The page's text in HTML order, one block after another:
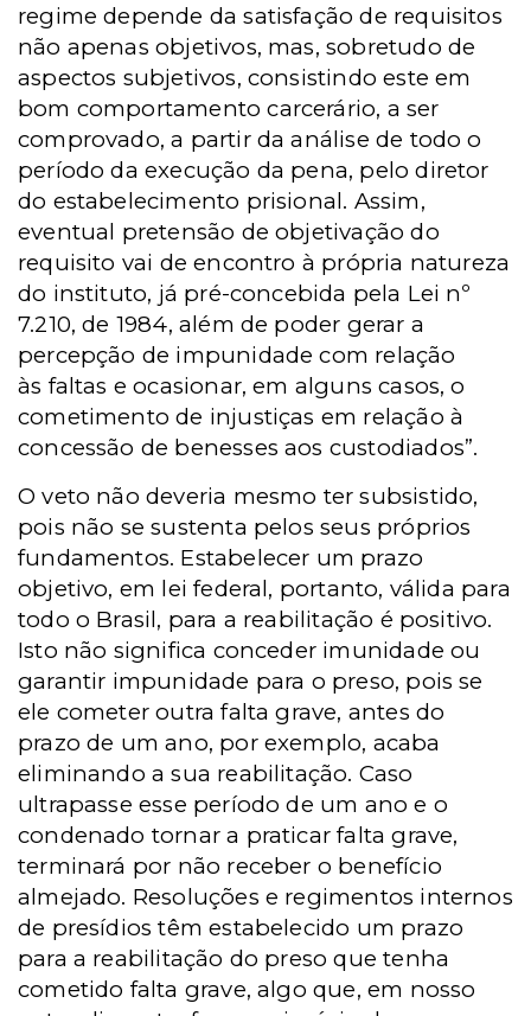
regime depende da satisfação de requisitos
não apenas objetivos, mas, sobretudo de
aspectos subjetivos, consistindo este em
bom comportamento carcerário, a ser
comprovado, a partir da análise de todo o
período da execução da pena, pelo diretor
do estabelecimento prisional. Assim,
eventual pretensão de objetivação do
requisito vai de encontro à própria natureza
do instituto, já pré-concebida pela Lei nº
7.210, de 1984, além de poder gerar a
percepção de impunidade com relação
às faltas e ocasionar, em alguns casos, o
cometimento de injustiças em relação à
concessão de benesses aos custodiados”.
O veto não deveria mesmo ter subsistido,
pois não se sustenta pelos seus próprios
fundamentos. Estabelecer um prazo
objetivo, em lei federal, portanto, válida para
todo o Brasil, para a reabilitação é positivo.
Isto não significa conceder imunidade ou
garantir impunidade para o preso, pois se
ele cometer outra falta grave, antes do
prazo de um ano, por exemplo, acaba
eliminando a sua reabilitação. Caso
ultrapasse esse período de um ano e o
condenado tornar a praticar falta grave,
terminará por não receber o benefício
almejado. Resoluções e regimentos internos
de presídios têm estabelecido um prazo
para a reabilitação do preso que tenha
cometido falta grave, algo que, em nosso